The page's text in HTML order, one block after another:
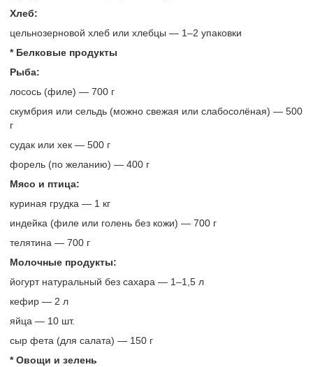
Хлеб:
цельнозерновой хлеб или хлебцы — 1–2 упаковки
* Белковые продукты
Рыба:
лосось (филе) — 700 г
скумбрия или сельдь (можно свежая или слабосолёная) — 500
г
судак или хек — 500 г
форель (по желанию) — 400 г
Мясо и птица:
куриная грудка — 1 кг
индейка (филе или голень без кожи) — 700 г
телятина — 700 г
Молочные продукты:
йогурт натуральный без сахара — 1–1,5 л
кефир — 2 л
яйца — 10 шт.
сыр фета (для салата) — 150 г
* Овощи и зелень